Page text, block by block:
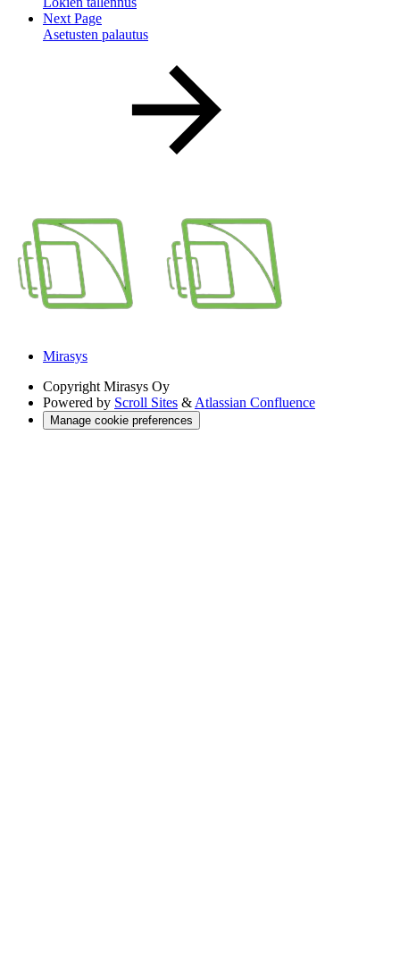
Next Page
Asetusten palautus
Mirasys
Copyright Mirasys Oy
Powered by Scroll Sites & Atlassian Confluence
Manage cookie preferences